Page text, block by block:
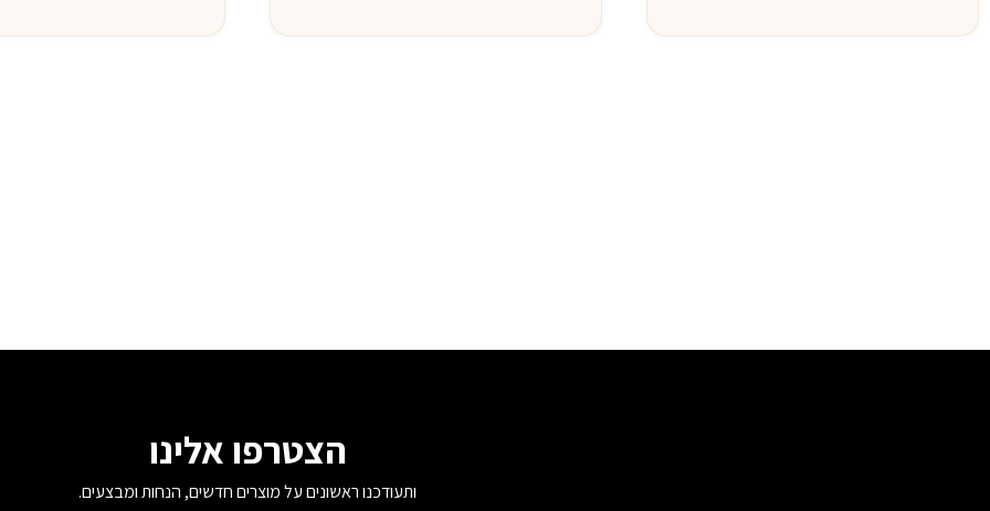
הצטרפו אלינו
ותעודכנו ראשונים על מוצרים חדשים, הנחות ומבצעים.